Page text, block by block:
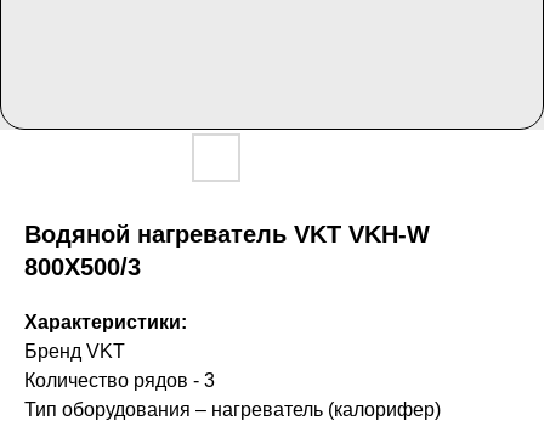
Водяной нагреватель VKT VKH-W
800X500/3
Характеристики:
Бренд VKT
Количество рядов - 3
Тип оборудования – нагреватель (калорифер)